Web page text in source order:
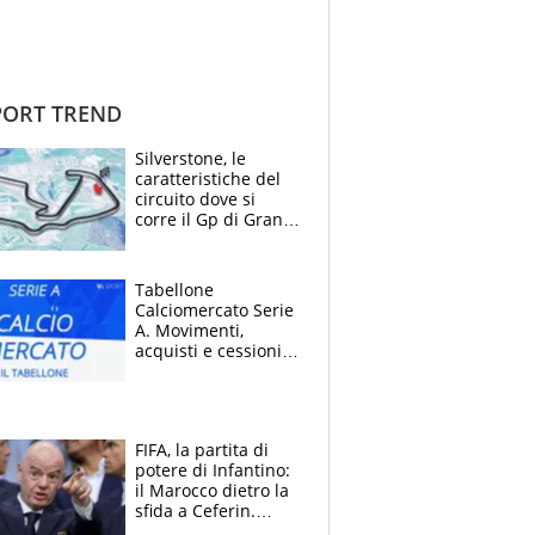
TREND
Silverstone, le
caratteristiche del
circuito dove si
corre il Gp di Gran
Tabellone
Calciomercato Serie
A. Movimenti,
acquisti e cessioni:
FIFA, la partita di
potere di Infantino:
il Marocco dietro la
sfida a Ceferin.